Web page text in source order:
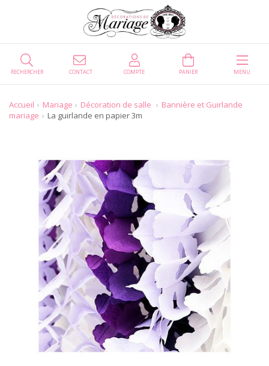
CONTACT
RECHERCHER COMPTE PANIER MENU
Accueil Mariage Décoration de salle
Bannière et Guirlande
mariage
La guirlande en papier 3m